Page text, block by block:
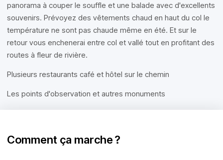
panorama à couper le souffle et une balade avec d'excellents
souvenirs. Prévoyez des vêtements chaud en haut du col le
température ne sont pas chaude même en été. Et sur le
retour vous enchenerai entre col et vallé tout en profitant des
routes à fleur de rivière.
Plusieurs restaurants café et hôtel sur le chemin
Les points d'observation et autres monuments
Comment ça marche ?